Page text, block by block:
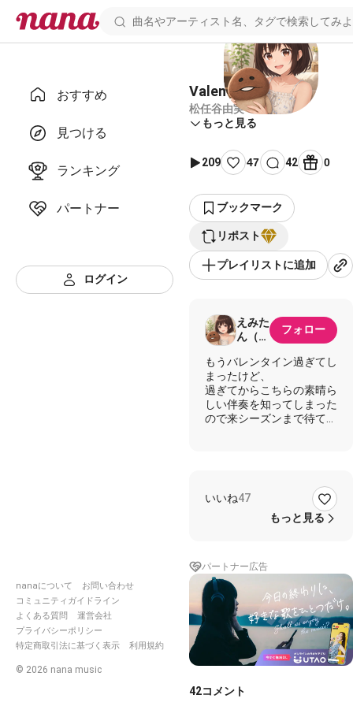
おすすめ
見つける
ランキング
パートナー
ログイン
nanaについて
お問い合わせ
コミュニティガイドライン
よくある質問
運営会社
プライバシーポリシー
特定商取引法に基づく表示
利用規約
© 2026 nana music
Valentine's RADIO
松任谷由実
もっと見る
209 47 42 0
ブックマーク
リポスト
プレイリストに追加
えみた
ん（旧
めこ）
フォロー
もうバレンタイン過ぎてし
まったけど、
過ぎてからこちらの素晴ら
しい伴奏を知ってしまった
ので来シーズンまで待てな
高2の頃聴きまくってた大
好きな曲です( ˊ̱˂˃ˋ̱ )
歌詞
見えない気持ちが 見えな
い空を飛び
あなたに届くの On the
RADIO
寝静まる街を 遥かに見下
ろし
星屑みたいに 散らばって
いいね47
もっと見る
パートナー広告
42コメント